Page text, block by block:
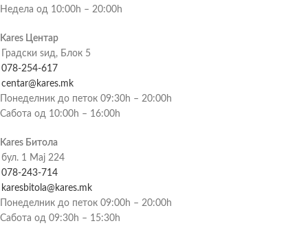
Недела од 10:00h – 20:00h
Kares Центар
Градски ѕид, Блок 5
078-254-617
centar@kares.mk
Понеделник до петок 09:30h – 20:00h
Сабота од 10:00h – 16:00h
Kares Битола
бул. 1 Мај 224
078-243-714
karesbitola@kares.mk
Понеделник до петок 09:00h – 20:00h
Сабота од 09:30h – 15:30h